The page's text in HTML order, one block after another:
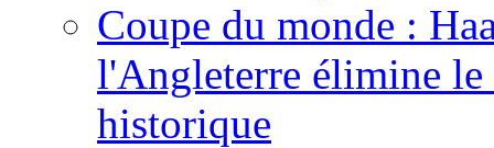
Coupe du monde :
l'Angleterre élimine
historique